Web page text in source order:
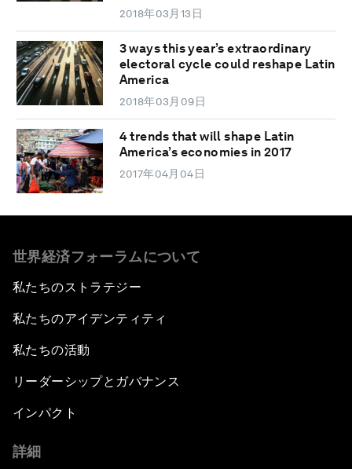
2018年03月13日
3 ways this year’s extraordinary
electoral cycle could reshape Latin
America
2018年03月09日
4 trends that will shape Latin
America’s economies in 2017
2017年04月04日
世界経済フォーラムについて
私たちのストラテジー
私たちのアイデンティティ
私たちの活動
リーダーシップとガバナンス
インパクト
詳細